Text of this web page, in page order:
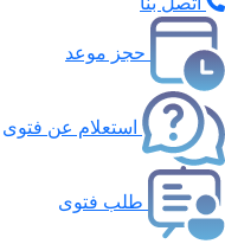
حجز موعد
استعلام عن فتوى
طلب فتوى